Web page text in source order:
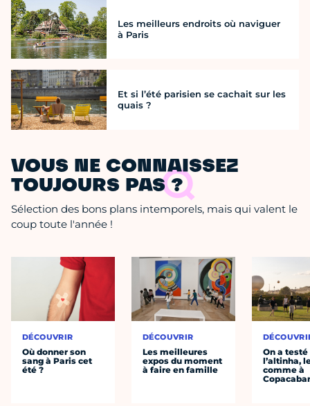
Les meilleurs endroits où naviguer
à Paris
Et si l’été parisien se cachait sur les
quais ?
VOUS NE CONNAISSEZ
TOUJOURS PAS ?
Sélection des bons plans intemporels, mais qui valent le
coup toute l'année !
DÉCOUVRIR
Où donner son
sang à Paris cet
été ?
DÉCOUVRIR
Les meilleures
expos du moment
à faire en famille
On a testé
l’altinha,
comme à